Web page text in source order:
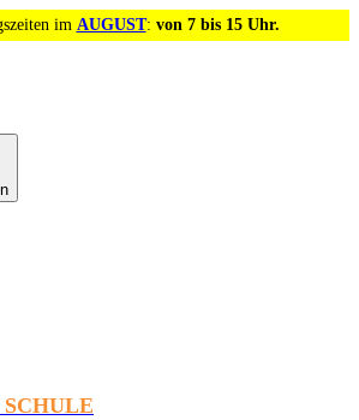
im AUGUST: von 7 bis 15 Uhr.